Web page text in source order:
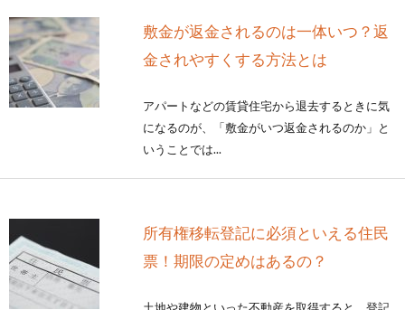
敷金が返金されるのは一体いつ？返
金されやすくする方法とは
アパートなどの賃貸住宅から退去するときに気
になるのが、「敷金がいつ返金されるのか」と
いうことでは...
所有権移転登記に必須といえる住民
票！期限の定めはあるの？